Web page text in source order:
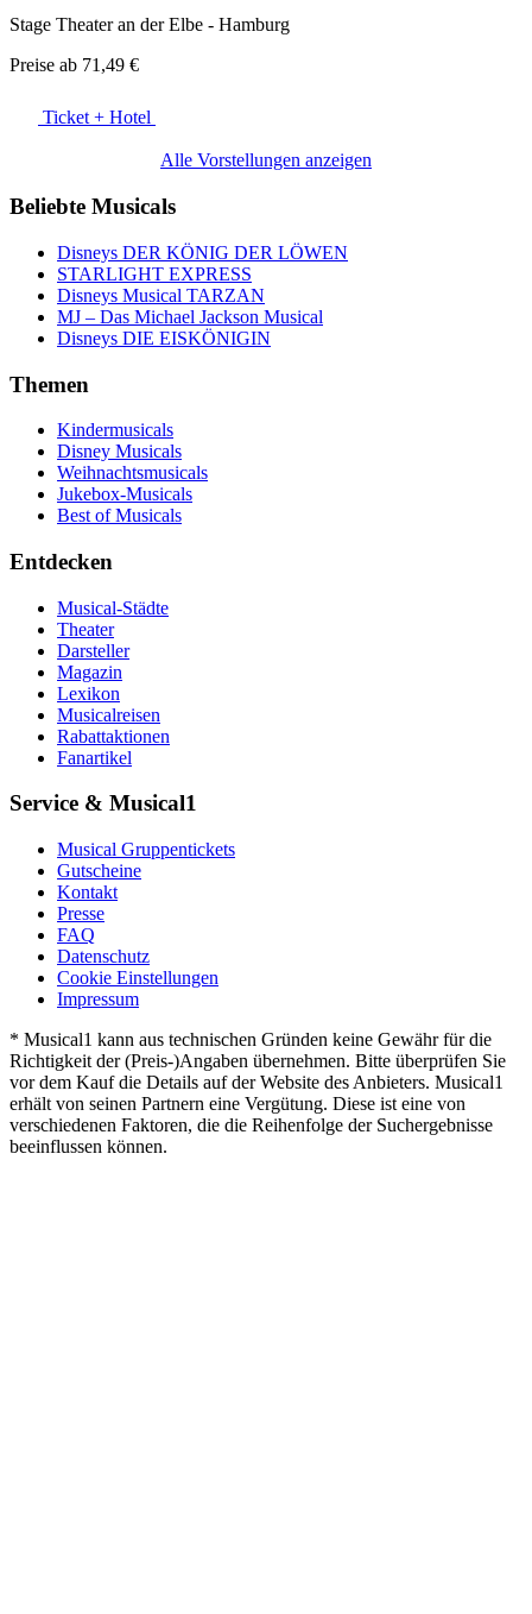
Stage Theater an der Elbe - Hamburg
Preise ab 71,49 €
Ticket + Hotel
Alle Vorstellungen anzeigen
Beliebte Musicals
Disneys DER KÖNIG DER LÖWEN
STARLIGHT EXPRESS
Disneys Musical TARZAN
MJ – Das Michael Jackson Musical
Disneys DIE EISKÖNIGIN
Themen
Kindermusicals
Disney Musicals
Weihnachtsmusicals
Jukebox-Musicals
Best of Musicals
Entdecken
Musical-Städte
Theater
Darsteller
Magazin
Lexikon
Musicalreisen
Rabattaktionen
Fanartikel
Service & Musical1
Musical Gruppentickets
Gutscheine
Kontakt
Presse
FAQ
Datenschutz
Cookie Einstellungen
Impressum
* Musical1 kann aus technischen Gründen keine Gewähr für die
Richtigkeit der (Preis-)Angaben übernehmen. Bitte überprüfen Sie
vor dem Kauf die Details auf der Website des Anbieters. Musical1
erhält von seinen Partnern eine Vergütung. Diese ist eine von
verschiedenen Faktoren, die die Reihenfolge der Suchergebnisse
beeinflussen können.